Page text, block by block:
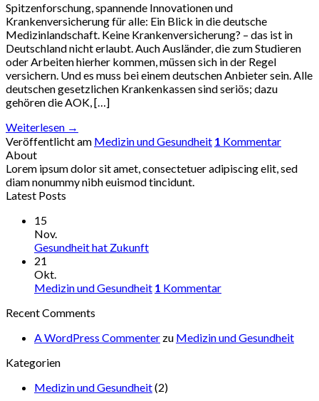
Spitzenforschung, spannende Innovationen und
Krankenversicherung für alle: Ein Blick in die deutsche
Medizinlandschaft. Keine Krankenversicherung? – das ist in
Deutschland nicht erlaubt. Auch Ausländer, die zum Studieren
oder Arbeiten hierher kommen, müssen sich in der Regel
versichern. Und es muss bei einem deutschen Anbieter sein. Alle
deutschen gesetzlichen Krankenkassen sind seriös; dazu
gehören die AOK, […]
Weiterlesen →
Veröffentlicht am Medizin und Gesundheit 1 Kommentar
About
Lorem ipsum dolor sit amet, consectetuer adipiscing elit, sed
diam nonummy nibh euismod tincidunt.
Latest Posts
15
Nov.
Gesundheit hat Zukunft
21
Okt.
Medizin und Gesundheit 1 Kommentar
Recent Comments
A WordPress Commenter zu Medizin und Gesundheit
Kategorien
Medizin und Gesundheit(2)